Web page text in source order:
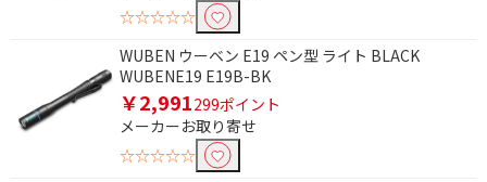
☆☆☆☆☆
WUBEN ウーベン E19 ペン型 ライト BLACK
WUBENE19 E19B-BK
￥2,991299ポイント
メーカーお取り寄せ
☆☆☆☆☆